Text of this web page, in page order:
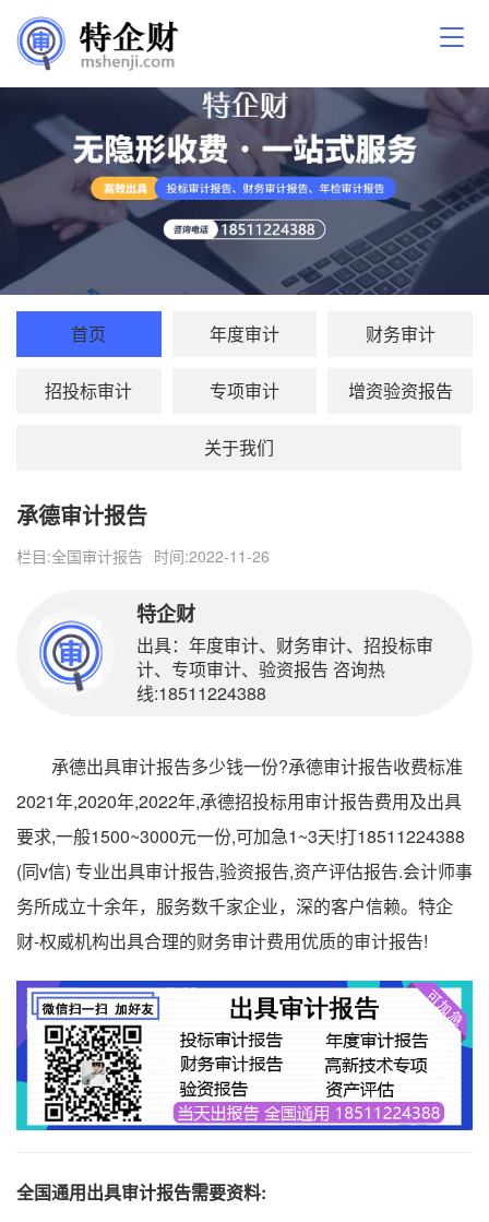
首页 年度审计 财务审计
招投标审计 专项审计 增资验资报告
关于我们
承德审计报告
栏目:全国审计报告 时间:2022-11-26
特企财
出具：年度审计、财务审计、招投标审
计、专项审计、验资报告 咨询热
线:18511224388
承德出具审计报告多少钱一份?承德审计报告收费标准
2021年,2020年,2022年,承德招投标用审计报告费用及出具
要求,一般1500~3000元一份,可加急1~3天!打18511224388
(同v信) 专业出具审计报告,验资报告,资产评估报告.会计师事
务所成立十余年，服务数千家企业，深的客户信赖。特企
财-权威机构出具合理的财务审计费用优质的审计报告!
全国通用出具审计报告需要资料: